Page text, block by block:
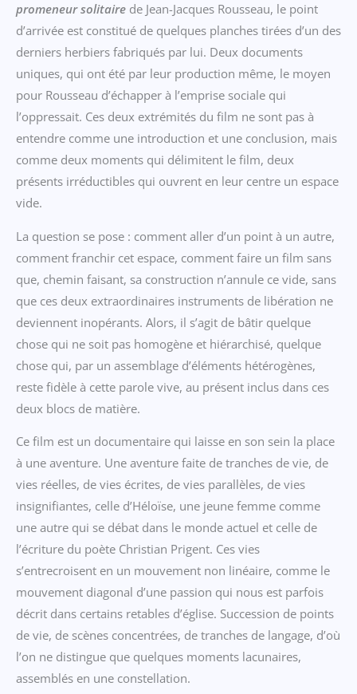
promeneur solitaire de Jean-Jacques Rousseau, le point
d’arrivée est constitué de quelques planches tirées d’un des
derniers herbiers fabriqués par lui. Deux documents
uniques, qui ont été par leur production même, le moyen
pour Rousseau d’échapper à l’emprise sociale qui
l’oppressait. Ces deux extrémités du film ne sont pas à
entendre comme une introduction et une conclusion, mais
comme deux moments qui délimitent le film, deux
présents irréductibles qui ouvrent en leur centre un espace
vide.
La question se pose : comment aller d’un point à un autre,
comment franchir cet espace, comment faire un film sans
que, chemin faisant, sa construction n’annule ce vide, sans
que ces deux extraordinaires instruments de libération ne
deviennent inopérants. Alors, il s’agit de bâtir quelque
chose qui ne soit pas homogène et hiérarchisé, quelque
chose qui, par un assemblage d’éléments hétérogènes,
reste fidèle à cette parole vive, au présent inclus dans ces
deux blocs de matière.
Ce film est un documentaire qui laisse en son sein la place
à une aventure. Une aventure faite de tranches de vie, de
vies réelles, de vies écrites, de vies parallèles, de vies
insignifiantes, celle d’Héloïse, une jeune femme comme
une autre qui se débat dans le monde actuel et celle de
l’écriture du poète Christian Prigent. Ces vies
s’entrecroisent en un mouvement non linéaire, comme le
mouvement diagonal d’une passion qui nous est parfois
décrit dans certains retables d’église. Succession de points
de vie, de scènes concentrées, de tranches de langage, d’où
l’on ne distingue que quelques moments lacunaires,
assemblés en une constellation.